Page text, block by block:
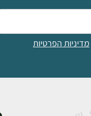
מדיניות הפרטיות